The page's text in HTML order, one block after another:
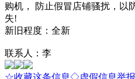
购机， 防止假冒店铺骚扰，以
失!
新旧程度：全新
联系人：李
☆收藏这条信息◇虚假信息举报